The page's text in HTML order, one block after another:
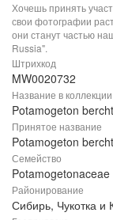
Хочешь принять
свои фотографии
они станут частью
Russia".
Штрихкод
MW0020732
Название в коллекции
Potamogeton
Принятое название
Potamogeton
Семейство
Potamogetonaceae
Районирование
Сибирь, Чукотка и